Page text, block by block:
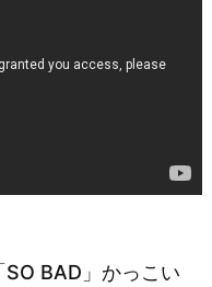
SO BAD」かっこい